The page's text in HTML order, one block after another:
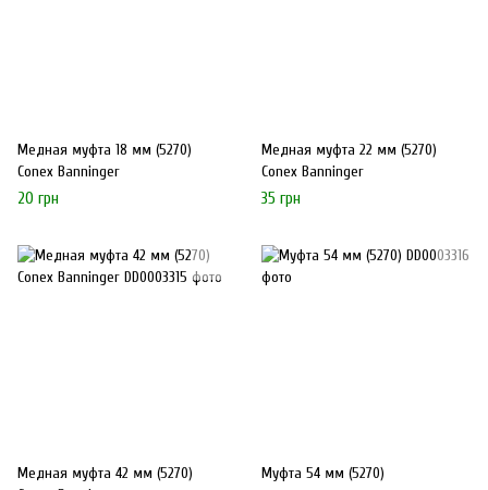
Медная муфта 18 мм (5270)
Conex Banninger
20 грн
Медная муфта 22 мм (5270)
Conex Banninger
35 грн
Медная муфта 42 мм (5270)
Муфта 54 мм (5270)